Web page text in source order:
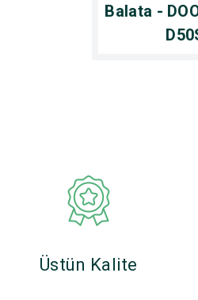
Balata -
Üstün Kalite